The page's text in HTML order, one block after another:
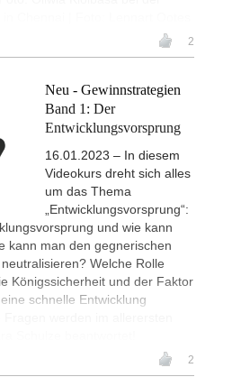
2
Neu - Gewinnstrategien
Band 1: Der
Entwicklungsvorsprung
16.01.2023 – In diesem
Videokurs dreht sich alles
um das Thema
„Entwicklungsvorsprung“:
und wie kann
kann man den gegnerischen
Welche Rolle
Königssicherheit und der Faktor
schnelle Entwicklung
2